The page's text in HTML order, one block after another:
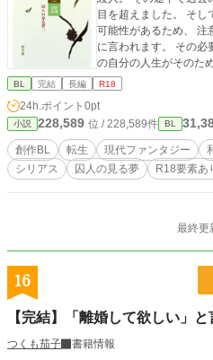
目を超えました。 そして、ここから先にも大きな敵に出会う
可能性があるため、 注
に言われます。 その必
の自分の人生がそのた
カトと共に最後の日まで楽
きようとしていたとこ
ていきます。 タカトとその父の雅貴の間にある軋轢。 その理
由は、過去にありました。 出会いの全てが、過去と
繋がり、その絡まりを
弾です。
BL 完結 長編 R18
24h.ポイント 0pt
小説 228,589 位 / 228,589件 BL
創作BL 転生 現代ファンタジー
シリアス
囚人の見る夢 R18要素あ
最終更
16
【完結】「離婚して欲しい」
つくも茄子
書籍情報